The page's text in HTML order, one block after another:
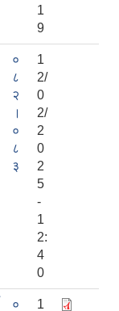
1
9
०
८
२
।
०
८
३
1
2/
0
2/
2
0
2
5
-
1
2:
4
0
०
1